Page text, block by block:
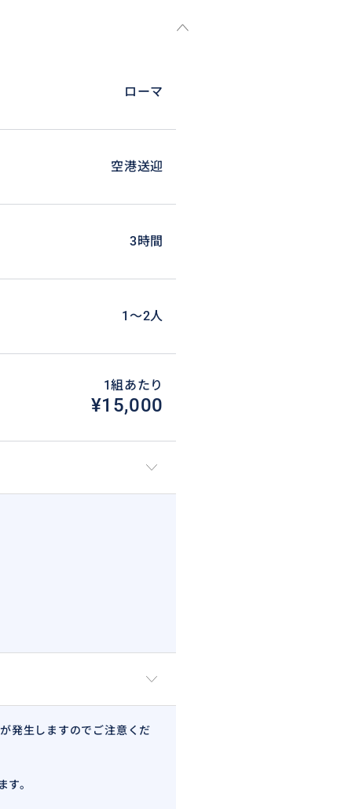
ローマ
空港送迎
3時間
1〜2人
1組あたり
¥15,000
発生しますのでご注意くだ
す。